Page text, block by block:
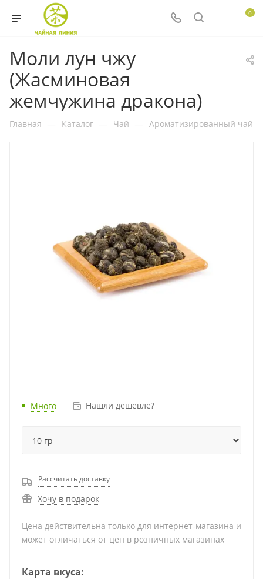
0
Моли лун чжу
(Жасминовая
жемчужина дракона)
Главная — Каталог — Чай — Ароматизированный чай
Много Нашли дешевле?
Рассчитать доставку
Хочу в подарок
Цена действительна только для интернет-магазина и
может отличаться от цен в розничных магазинах
Карта вкуса: